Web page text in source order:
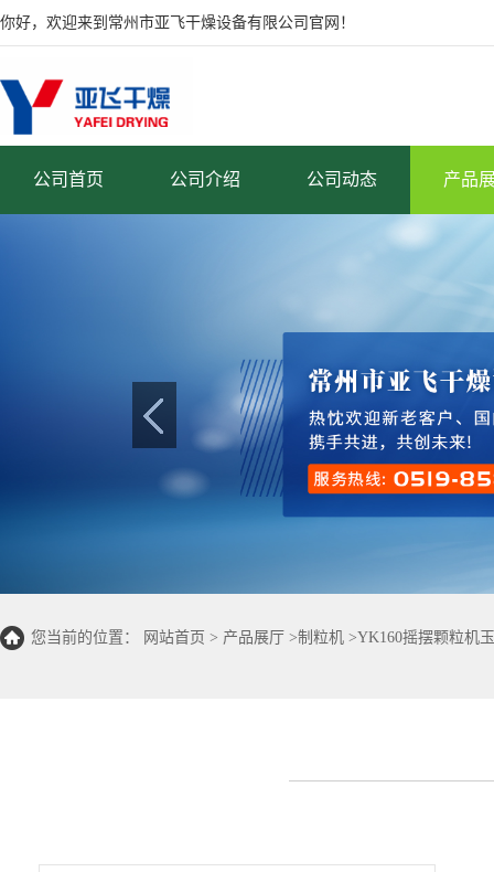
你好，欢迎来到常州市亚飞干燥设备有限公司官网！
公司首页 公司介绍 公司动态 产品
您当前的位置： 网站首页 > 产品展厅 >制粒机 >YK160摇摆颗粒机